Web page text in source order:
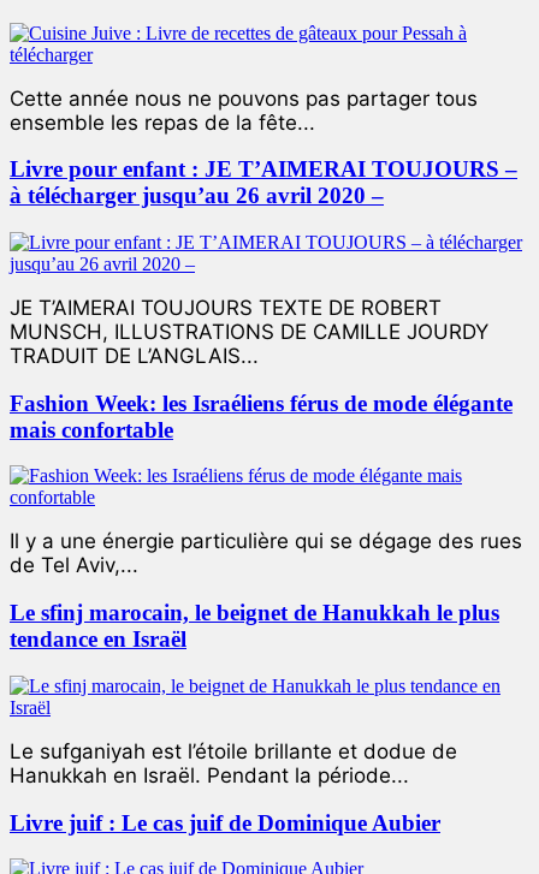
Cette année nous ne pouvons pas partager tous
ensemble les repas de la fête...
Livre pour enfant : JE T’AIMERAI TOUJOURS –
à télécharger jusqu’au 26 avril 2020 –
JE T’AIMERAI TOUJOURS TEXTE DE ROBERT
MUNSCH, ILLUSTRATIONS DE CAMILLE JOURDY
TRADUIT DE L’ANGLAIS...
Fashion Week: les Israéliens férus de mode élégante
mais confortable
Il y a une énergie particulière qui se dégage des rues
de Tel Aviv,...
Le sfinj marocain, le beignet de Hanukkah le plus
tendance en Israël
Le sufganiyah est l’étoile brillante et dodue de
Hanukkah en Israël. Pendant la période...
Livre juif : Le cas juif de Dominique Aubier